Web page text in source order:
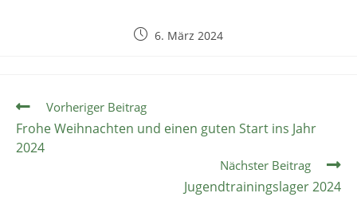
6. März 2024
Vorheriger Beitrag
Frohe Weihnachten und einen guten Start ins Jahr
2024
Nächster Beitrag
Jugendtrainingslager 2024